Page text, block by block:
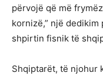
përvojë që më
kornizë,” një
shpirtin fisnik të
Shqiptarët, të njohur